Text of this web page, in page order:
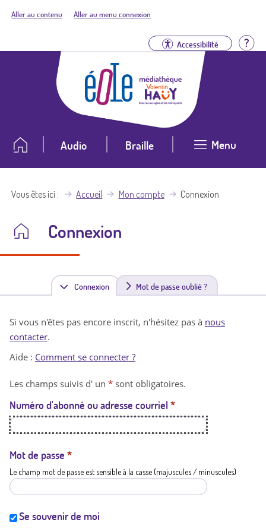
Aller au contenu Aller au menu connexion
Accessibilité
Audio Braille Menu
Vous êtes ici Accueil Mon compte Connexion
Connexion
Connexion(
n
t
a
t
i
Mot de passe oublié ?
Si vous n'êtes pas encore inscrit, n'hésitez pas à nous
contacter.
Aide : Comment se connecter ?
Les champs suivis d' un * sont obligatoires.
Numéro d'abonné ou adresse courriel *
Mot de passe *
Le champ mot de passe est sensible à la casse (majuscules / minuscules)
Se souvenir de moi